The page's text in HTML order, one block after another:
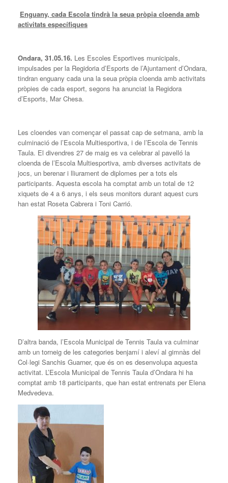
Enguany, cada Escola tindrà la seua pròpia cloenda amb
activitats específiques
Ondara, 31.05.16. Les Escoles Esportives municipals,
impulsades per la Regidoria d’Esports de l’Ajuntament d’Ondara,
tindran enguany cada una la seua pròpia cloenda amb activitats
pròpies de cada esport, segons ha anunciat la Regidora
d’Esports, Mar Chesa.
Les cloendes van començar el passat cap de setmana, amb la
culminació de l’Escola Multiesportiva, i de l’Escola de Tennis
Taula. El divendres 27 de maig es va celebrar al pavelló la
cloenda de l’Escola Multiesportiva, amb diverses activitats de
jocs, un berenar i lliurament de diplomes per a tots els
participants. Aquesta escola ha comptat amb un total de 12
xiquets de 4 a 6 anys, i els seus monitors durant aquest curs
han estat Roseta Cabrera i Toni Carrió.
D’altra banda, l’Escola Municipal de Tennis Taula va culminar
amb un torneig de les categories benjamí i aleví al gimnàs del
Col·legi Sanchis Guarner, que és on es desenvolupa aquesta
activitat. L’Escola Municipal de Tennis Taula d’Ondara hi ha
comptat amb 18 participants, que han estat entrenats per Elena
Medvedeva.